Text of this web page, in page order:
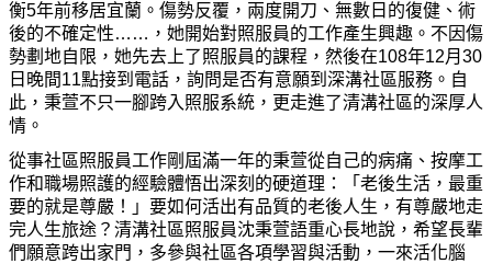
衡5年前移居宜蘭。傷勢反覆，兩度開刀、無數日的復健、術
後的不確定性……，她開始對照服員的工作產生興趣。不因傷
勢劃地自限，她先去上了照服員的課程，然後在108年12月30
日晚間11點接到電話，詢問是否有意願到深溝社區服務。自
此，秉萱不只一腳跨入照服系統，更走進了清溝社區的深厚人
情。
從事社區照服員工作剛屆滿一年的秉萱從自己的病痛、按摩工
作和職場照護的經驗體悟出深刻的硬道理：「老後生活，最重
要的就是尊嚴！」要如何活出有品質的老後人生，有尊嚴地走
完人生旅途？清溝社區照服員沈秉萱語重心長地說，希望長輩
們願意跨出家門，多參與社區各項學習與活動，一來活化腦